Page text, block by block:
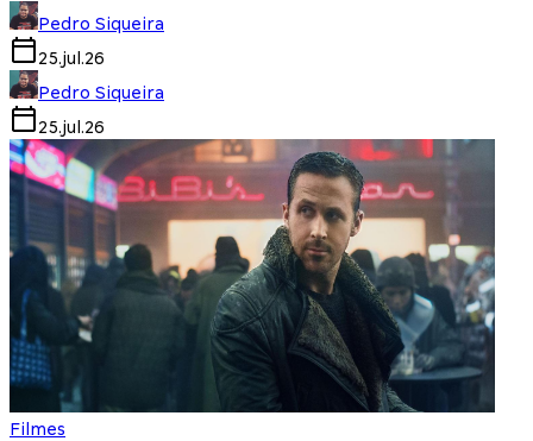
Pedro Siqueira
25.jul.26
Pedro Siqueira
25.jul.26
Filmes